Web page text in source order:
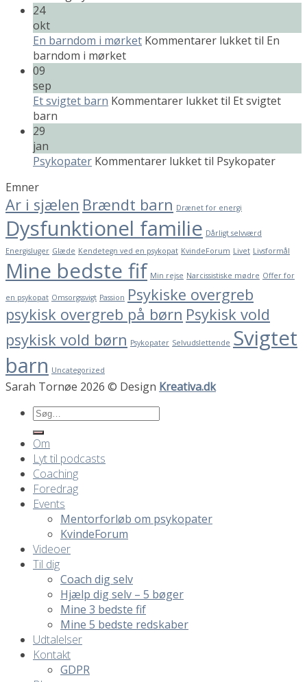
24
okt
En barndom i mørket Kommentarer lukkettil En
barndom i mørket
09
sep
Et svigtet barn Kommentarer lukkettil Et svigtet
barn
29
jan
Psykopater Kommentarer lukkettil Psykopater
Emner
Ar i sjælen Brændt barn Drænet for energi
Dysfunktionel familie Dårligt selvværd
Energisluger Glæde Kendetegn ved en psykopat KvindeForum Livet Livsformål
Mine bedste fif Min rejse Narcissistiske mødre Offer for
en psykopat Omsorgssvigt Passion Psykiske overgreb
psykisk overgreb på børn Psykisk vold
psykisk vold børn Psykopater Selvudslettende Svigtet
barn Uncategorized
Sarah Tornøe 2026 © Design Kreativa.dk
Om
Lyt til podcasts
Coaching
Foredrag
Events
Mentorforløb om psykopater
KvindeForum
Videoer
Til dig
Coach dig selv
Hjælp dig selv – 5 bøger
Mine 3 bedste fif
Mine 5 bedste redskaber
Udtalelser
Kontakt
GDPR